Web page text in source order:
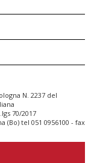
N. 2237 del
70/2017
(Bo) tel 051 0956100 - fax